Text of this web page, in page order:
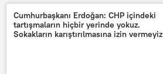
John Healey
Cumhurbaşkanı Erdoğan: CHP içindeki
tartışmaların hiçbir yerinde yokuz.
Sokakların karıştırılmasına izin vermeyiz